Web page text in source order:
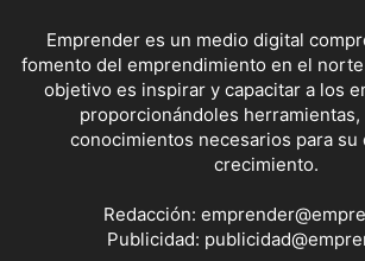
Emprender es un medio digital
fomento del emprendimiento en el
objetivo es inspirar y capacitar a los
proporcionándoles
conocimientos necesarios para su
crecimiento.
Redacción:
Publicidad: